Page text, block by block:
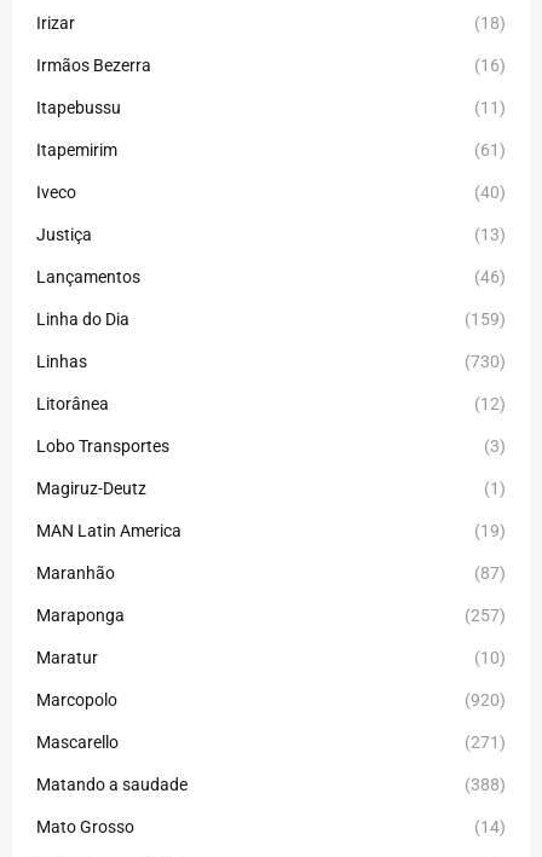
Irizar (18)
Irmãos Bezerra (16)
Itapebussu (11)
Itapemirim (61)
Iveco (40)
Justiça (13)
Lançamentos (46)
Linha do Dia (159)
Linhas (730)
Litorânea (12)
Lobo Transportes (3)
Magiruz-Deutz (1)
MAN Latin America (19)
Maranhão (87)
Maraponga (257)
Maratur (10)
Marcopolo (920)
Mascarello (271)
Matando a saudade (388)
Mato Grosso (14)